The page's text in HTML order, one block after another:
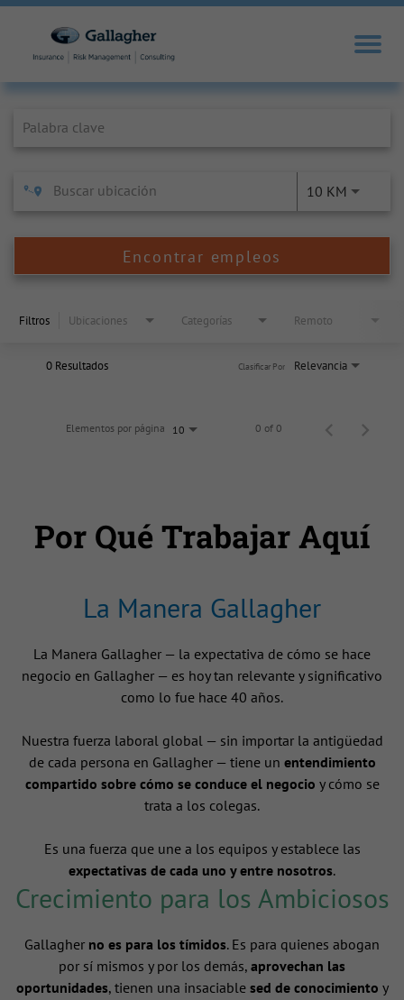
10 KM
Encontrar empleos
Filtros Ubicaciones Categorías Remoto
0 Resultados Relevancia
Clasificar Por
Elementos por página 10 0 of 0
Por Qué Trabajar Aquí
La Manera Gallagher
La Manera Gallagher — la expectativa de cómo se hace
negocio en Gallagher — es hoy tan relevante y significativo
como lo fue hace 40 años.
Nuestra fuerza laboral global — sin importar la antigüedad
de cada persona en Gallagher — tiene un entendimiento
compartido sobre cómo se conduce el negocio y cómo se
trata a los colegas.
Es una fuerza que une a los equipos y establece las
expectativas de cada uno y entre nosotros.
Crecimiento para los Ambiciosos
Gallagher no es para los tímidos. Es para quienes abogan
por sí mismos y por los demás, aprovechan las
oportunidades, tienen una insaciable sed de conocimiento y